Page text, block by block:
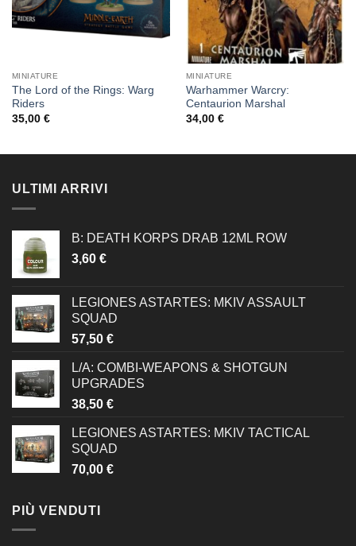
MINIATURE
The Lord of the Rings: Warg
Riders
35,00 €
MINIATURE
Warhammer Warcry:
Centaurion Marshal
34,00 €
ULTIMI ARRIVI
B: DEATH KORPS DRAB 12ML ROW
3,60 €
LEGIONES ASTARTES: MKIV ASSAULT
SQUAD
57,50 €
L/A: COMBI-WEAPONS & SHOTGUN
UPGRADES
38,50 €
LEGIONES ASTARTES: MKIV TACTICAL
SQUAD
70,00 €
PIÙ VENDUTI